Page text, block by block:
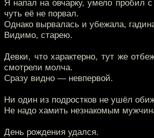
Я напал на овчарку, умело пробил
чуть её не порвал.
Однако вырвалась и убежала,
Видимо, старею.
Девки, что характерно, тут же
смотрели молча.
Сразу видно — невпервой.
Ни один из подростков не ушёл
Не надо хамить незнакомым
День рождения удался.